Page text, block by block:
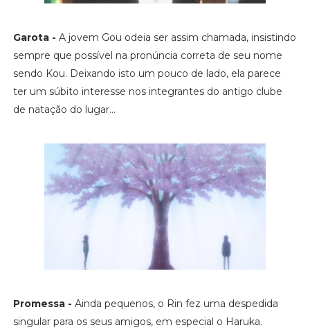
Garota - A jovem Gou odeia ser assim chamada, insistindo
sempre que possível na pronúncia correta de seu nome
sendo Kou. Deixando isto um pouco de lado, ela parece
ter um súbito interesse nos integrantes do antigo clube
de natação do lugar...
Promessa - Ainda pequenos, o Rin fez uma despedida
singular para os seus amigos, em especial o Haruka.